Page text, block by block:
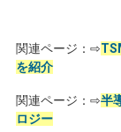
関連ページ：⇨
を紹介
関連ページ：⇨半
ロジー